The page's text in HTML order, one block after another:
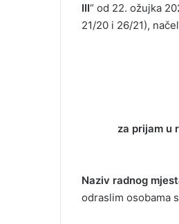
III“ od 22. ožujka
21/20 i 26/21),
za prijam u
Naziv radnog
odraslim osobama